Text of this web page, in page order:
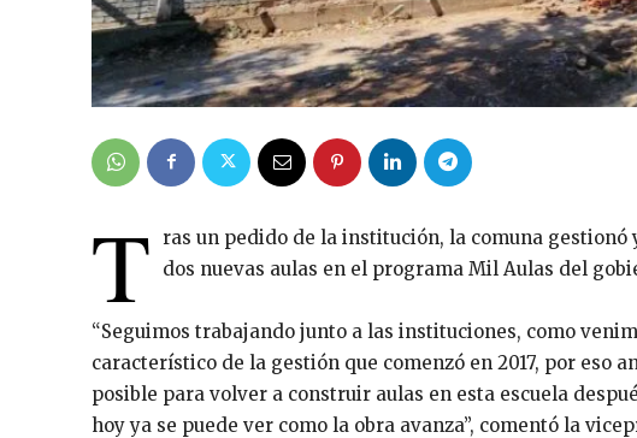
T
ras un pedido de la institución, la comuna
dos nuevas aulas en el programa Mil Aulas del
“Seguimos trabajando junto a las instituciones, como
característico de la gestión que comenzó en 2017, por eso
posible para volver a construir aulas en esta escuela
hoy ya se puede ver como la obra avanza”, comentó la